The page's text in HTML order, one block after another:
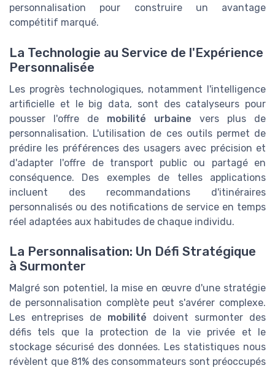
personnalisation pour construire un avantage
compétitif marqué.
La Technologie au Service de l'Expérience
Personnalisée
Les progrès technologiques, notamment l'intelligence
artificielle et le big data, sont des catalyseurs pour
pousser l'offre de mobilité urbaine vers plus de
personnalisation. L'utilisation de ces outils permet de
prédire les préférences des usagers avec précision et
d'adapter l'offre de transport public ou partagé en
conséquence. Des exemples de telles applications
incluent des recommandations d'itinéraires
personnalisés ou des notifications de service en temps
réel adaptées aux habitudes de chaque individu.
La Personnalisation: Un Défi Stratégique
à Surmonter
Malgré son potentiel, la mise en œuvre d'une stratégie
de personnalisation complète peut s'avérer complexe.
Les entreprises de mobilité doivent surmonter des
défis tels que la protection de la vie privée et le
stockage sécurisé des données. Les statistiques nous
révèlent que 81% des consommateurs sont préoccupés